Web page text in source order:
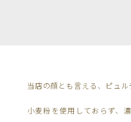
当店の顔とも言える、ピュル
小麦粉を使用しておらず、